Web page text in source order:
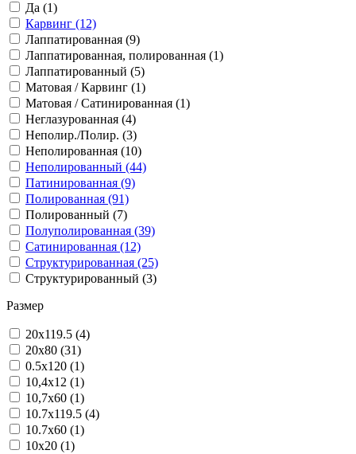
Да (1)
Карвинг (12)
Лаппатированная (9)
Лаппатированная, полированная (1)
Лаппатированный (5)
Матовая / Карвинг (1)
Матовая / Сатинированная (1)
Неглазурованная (4)
Неполир./Полир. (3)
Неполированная (10)
Неполированный (44)
Патинированная (9)
Полированная (91)
Полированный (7)
Полуполированная (39)
Сатинированная (12)
Структурированная (25)
Структурированный (3)
Размер
20x119.5 (4)
20x80 (31)
0.5x120 (1)
10,4x12 (1)
10,7x60 (1)
10.7x119.5 (4)
10.7x60 (1)
10x20 (1)